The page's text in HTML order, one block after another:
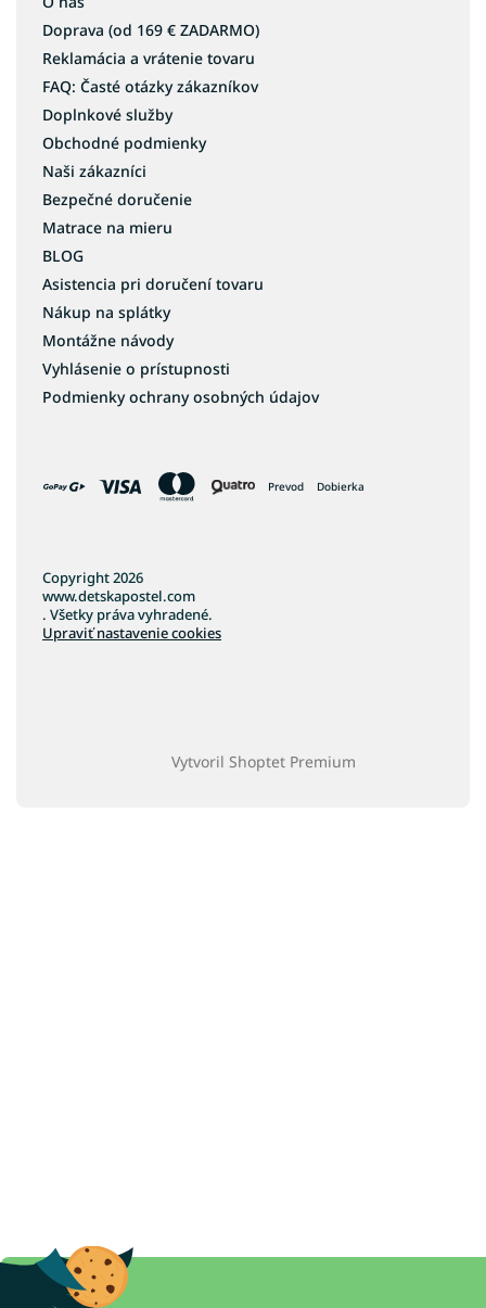
Doprava (od 169 € ZADARMO)
Reklamácia a vrátenie tovaru
FAQ: Časté otázky zákazníkov
Doplnkové služby
Obchodné podmienky
Naši zákazníci
Bezpečné doručenie
Matrace na mieru
BLOG
Asistencia pri doručení tovaru
Nákup na splátky
Montážne návody
Vyhlásenie o prístupnosti
Podmienky ochrany osobných údajov
Prevod Dobierka
Vytvoril Shoptet Premium
Copyright 2026
www.detskapostel.com
. Všetky práva vyhradené.
Upraviť nastavenie cookies